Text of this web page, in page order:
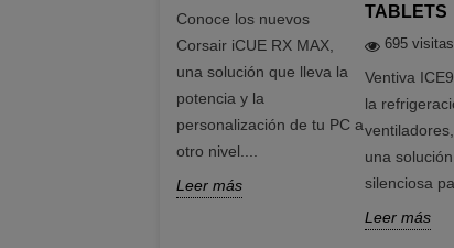
Conoce los nuevos
Corsair iCUE RX MAX,
una solución que lleva la
potencia y la
personalización de tu PC a
otro nivel....
Leer más
TABLETS
695 visitas
Ventiva
la
una
silenciosa
Leer más